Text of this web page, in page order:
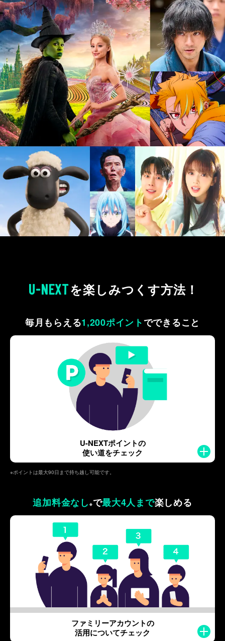
U-NEXTを楽しみつくす方法！
毎月もらえる1,200ポイントでできること
U-NEXTポイントの
使い道をチェック
※ポイントは最大90日まで持ち越し可能です。
追加料金なし ※で最大4人まで楽しめる
ファミリーアカウントの
活用についてチェック